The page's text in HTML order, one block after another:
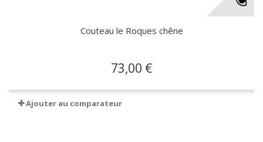
Couteau le Roques chêne
73,00 €
Ajouter au comparateur